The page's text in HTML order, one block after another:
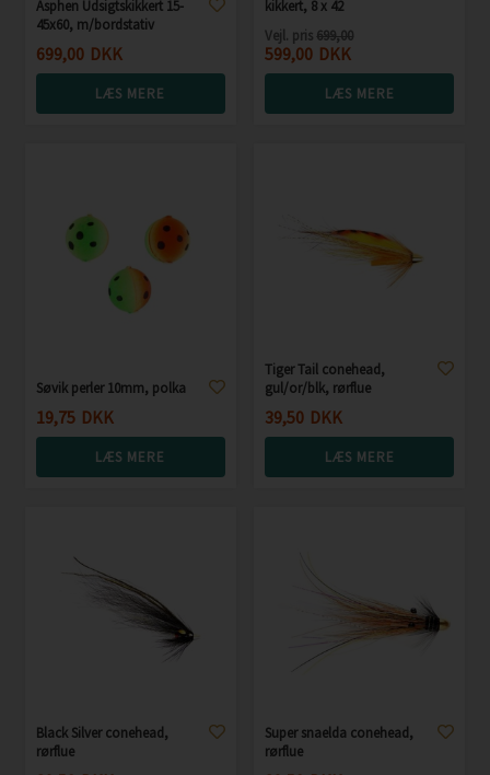
Asphen Udsigtskikkert 15-
45x60, m/bordstativ
699,00 DKK
LÆS MERE
kikkert, 8 x 42
Vejl. pris 699,00
599,00 DKK
LÆS MERE
Søvik perler 10mm, polka
19,75 DKK
LÆS MERE
Tiger Tail conehead,
gul/or/blk, rørflue
39,50 DKK
LÆS MERE
Black Silver conehead,
rørflue
Super snaelda conehead,
rørflue